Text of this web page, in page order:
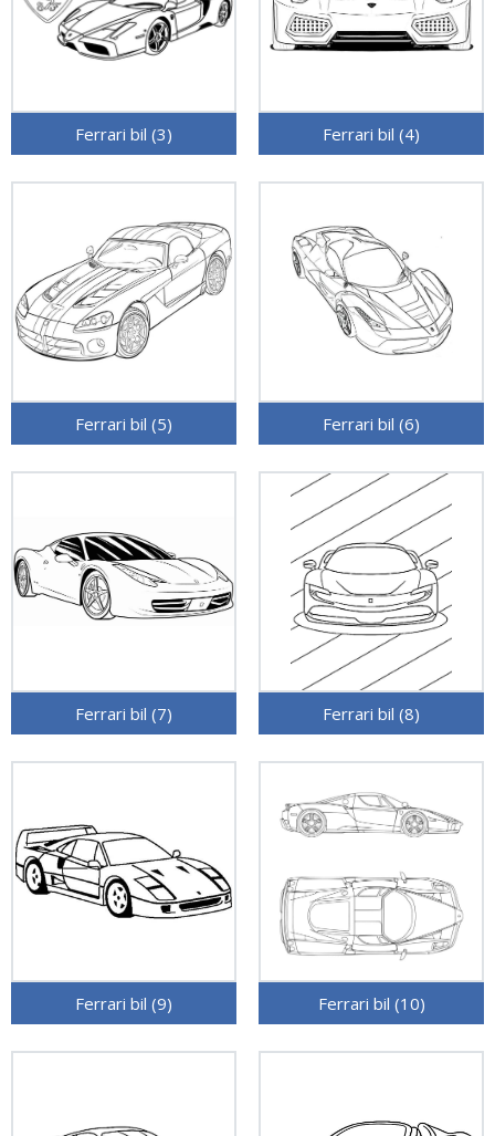
Ferrari bil (3) Ferrari bil (4)
Ferrari bil (5) Ferrari bil (6)
Ferrari bil (7) Ferrari bil (8)
Ferrari bil (9) Ferrari bil (10)